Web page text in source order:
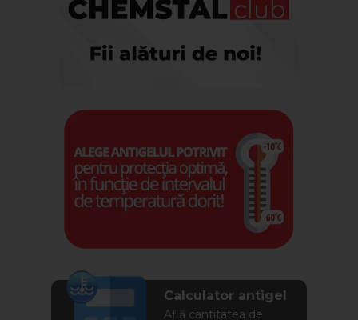
Calculator antigel
Află cantitatea de